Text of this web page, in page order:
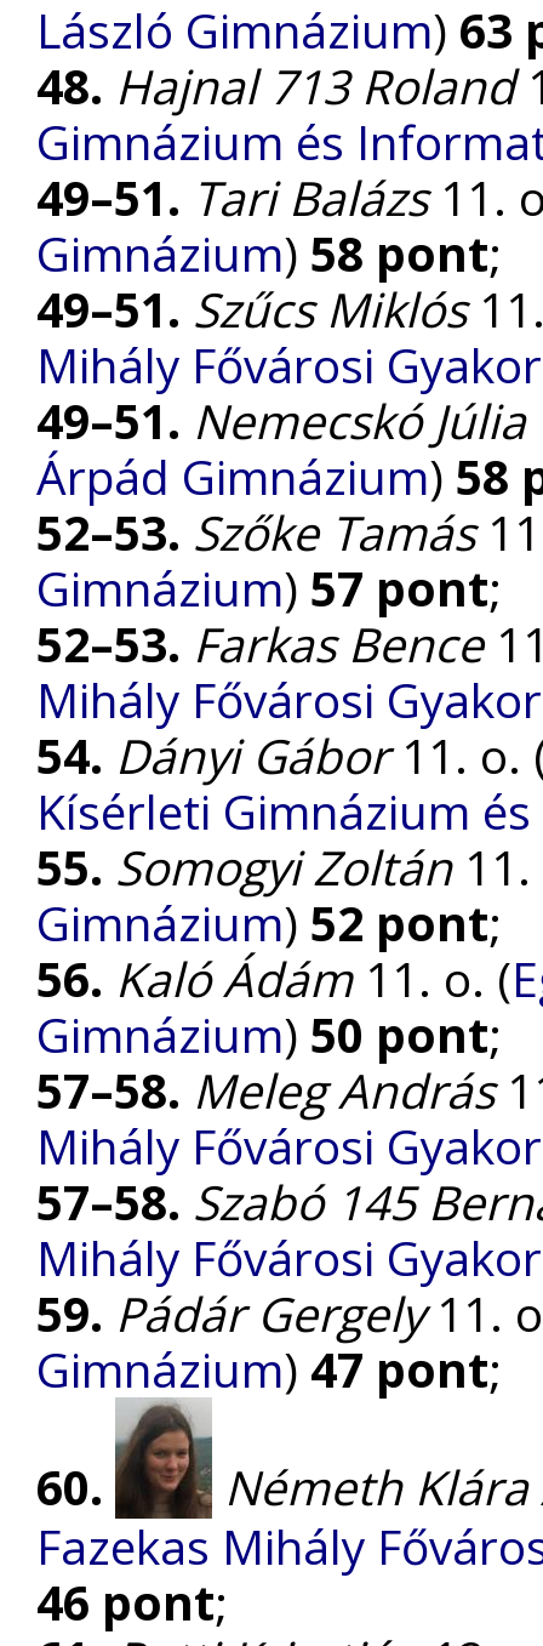
László Gimnázium) 63
48. Hajnal 713 Roland
Gimnázium és
49–51. Tari Balázs11.
Gimnázium) 58 pont;
49–51. Szűcs Miklós
Mihály Fővárosi
49–51. Nemecskó Júlia
Árpád Gimnázium) 58
52–53. Szőke Tamás
Gimnázium) 57 pont;
52–53. Farkas Bence
Mihály Fővárosi
54. Dányi Gábor11. o.
Kísérleti Gimnázium
55. Somogyi Zoltán11.
Gimnázium) 52 pont;
56. Kaló Ádám11. o. (
Gimnázium) 50 pont;
57–58. Meleg András
Mihály Fővárosi
57–58. Szabó 145
Mihály Fővárosi
59. Pádár Gergely11.
Gimnázium) 47 pont;
60.
Németh Klára
Fazekas Mihály
46 pont;